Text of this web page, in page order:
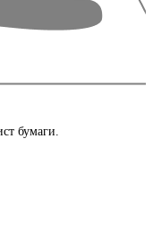
бумаги.